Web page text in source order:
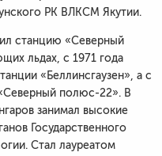
РК ВЛКСМ Якутии.
станцию «Северный
льдах, с 1971 года
«Беллинсгаузен», а с
полюс-22». В
занимал высокие
Государственного
Стал лауреатом